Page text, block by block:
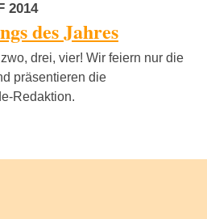
2014
des Jahres
drei, vier! Wir feiern nur die
präsentieren die
Redaktion.